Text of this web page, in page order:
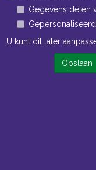
Gegevens delen
U kunt dit later
Opslaan